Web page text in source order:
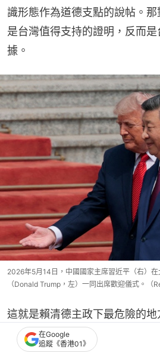
識形態作為道德支點的說帖。
是台灣值得支持的證明，反而
據。
2026年5月14日，中國國家主席習近平（右）
（Donald Trump，左）一同出席歡迎儀式。（
這就是賴清德主政下最危險的
線，而是路線太清楚，賴清德
客，反而是信念「太硬」。對比
在Google
追蹤《香港01》